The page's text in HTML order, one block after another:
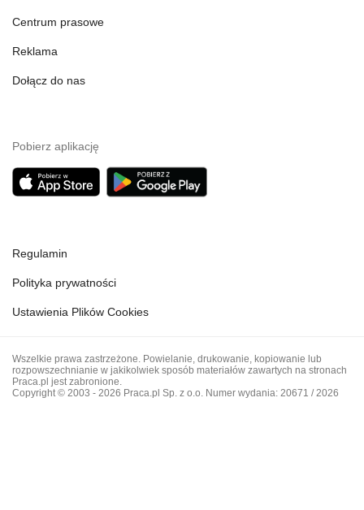
Centrum prasowe
Reklama
Dołącz do nas
Pobierz aplikację
Regulamin
Polityka prywatności
Ustawienia Plików Cookies
Wszelkie prawa zastrzeżone. Powielanie, drukowanie, kopiowanie lub
rozpowszechnianie w jakikolwiek sposób materiałów zawartych na stronach
Praca.pl jest zabronione.
Copyright © 2003 - 2026 Praca.pl Sp. z o.o. Numer wydania: 20671 / 2026